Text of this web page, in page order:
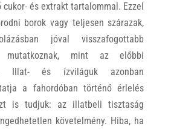
és extrakt tartalommal. Ezzel
borok vagy teljesen szárazak,
jóval visszafogottabb
mutatkoznak, mint az előbbi
Illat- és ízviláguk azonban
a fahordóban történő érlelés
is tudjuk: az illatbeli tisztaság
követelmény. Hiba, ha